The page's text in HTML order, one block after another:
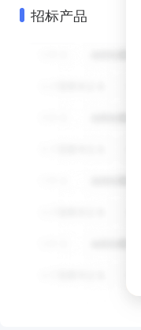
招标产品